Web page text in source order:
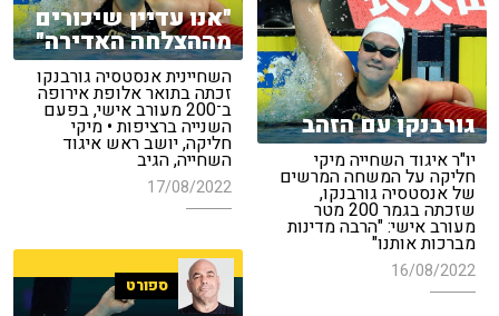
"אנו עדיין שיכורים
מההצלחה האדירה"
השחיינית אנסטסיה גורבנקו
זכתה בתואר אלופת אירופה
ב־200 מעורב אישי, בפעם
השנייה ברציפות • מיקי
חליקה, יושב ראש איגוד
השחייה, הגיב
17/08/2022
גורבנקו עם הזהב
יו"ר איגוד השחייה מיקי
חליקה על המשחה המרשים
של אנסטסיה גורבנקו,
שזכתה בגמר 200 מטר
מעורב אישי: "הרבה מדינות
מברכות אותנו"
16/08/2022
ספורט